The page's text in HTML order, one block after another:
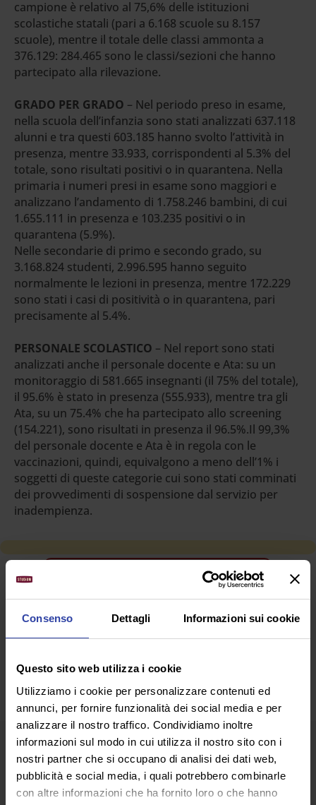
Consenso Dettagli Informazioni sui cookie
Questo sito web utilizza i cookie
Utilizziamo i cookie per personalizzare contenuti ed
annunci, per fornire funzionalità dei social media e per
analizzare il nostro traffico. Condividiamo inoltre
informazioni sul modo in cui utilizza il nostro sito con i
nostri partner che si occupano di analisi dei dati web,
pubblicità e social media, i quali potrebbero combinarle
con altre informazioni che ha fornito loro o che hanno
campione è relativo al 75,6% delle istituzioni
scolastiche statali (pari a 6.168 scuole su 8.157
scuole), mentre il totale delle classi ammonta a
376.129: 284.465 sono le classi/sezioni che hanno
partecipato alla rilevazione.
GRADO PER GRADO – Nel periodo preso in esame,
nella scuola dell’infanzia sono stati analizzati 637.118
alunni e tra questi 603.185 hanno svolto l’attività in
presenza, mentre 33.933, corrispondenti al 5.3% del
totale, sono risultati positivi o in quarantena. Nella
primaria i numeri presi in esame sono maggiori e
analizzano l’andamento di 1.758.246 bambini, di cui
1.655.111 in presenza e 103.235 positivi o in
quarantena (5.9%).
Nelle secondarie di primo e secondo grado, su
3.168.824 studenti, 2.996.595 hanno seguito
normalmente le lezioni in presenza, mentre 172.229
sono stati i casi di positività o in quarantena, pari
precisamente al 5.4%.
PERSONALE SCOLASTICO – Nel report sono stati
analizzati anche il personale docente e Ata: su un
monitoraggio di 581.665 insegnanti (il 75% del totale),
il 95.6% è stato in presenza (555.933), mentre tra gli
Ata, su un 75.4% che ha partecipato allo screening
(154.221), sono risultati in presenza il 96.5%.Il 99,3%
del personale docente e Ata è in regola con le
vaccinazioni, quindi, equivalgono a meno dell’1% i
soggetti di queste categorie cui sono stati comminati
dei provvedimenti di sospensione dal servizio per
inadempienza.
RICHIEDI INFORMAZIONI